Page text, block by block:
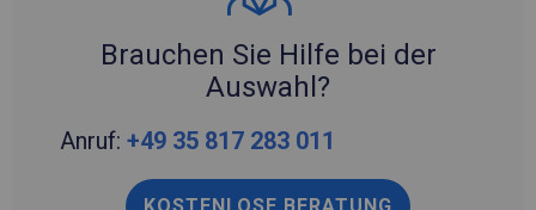
Brauchen Sie Hilfe bei der
Auswahl?
Anruf: +49 35 817 283 011